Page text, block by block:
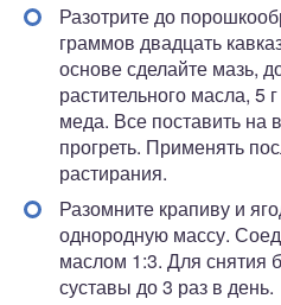
Разотрите до
граммов двадцать
основе сделайте мазь,
растительного масла, 5
меда. Все поставить
прогреть. Применять
растирания.
Разомните крапиву и
однородную массу.
маслом 1:3. Для снятия
суставы до 3 раз в день.